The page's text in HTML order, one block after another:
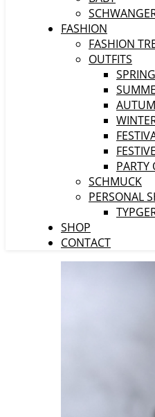
FASHION
FASHION
OUTFITS
PARTY
SCHMUCK
PERSONAL
SHOP
CONTACT